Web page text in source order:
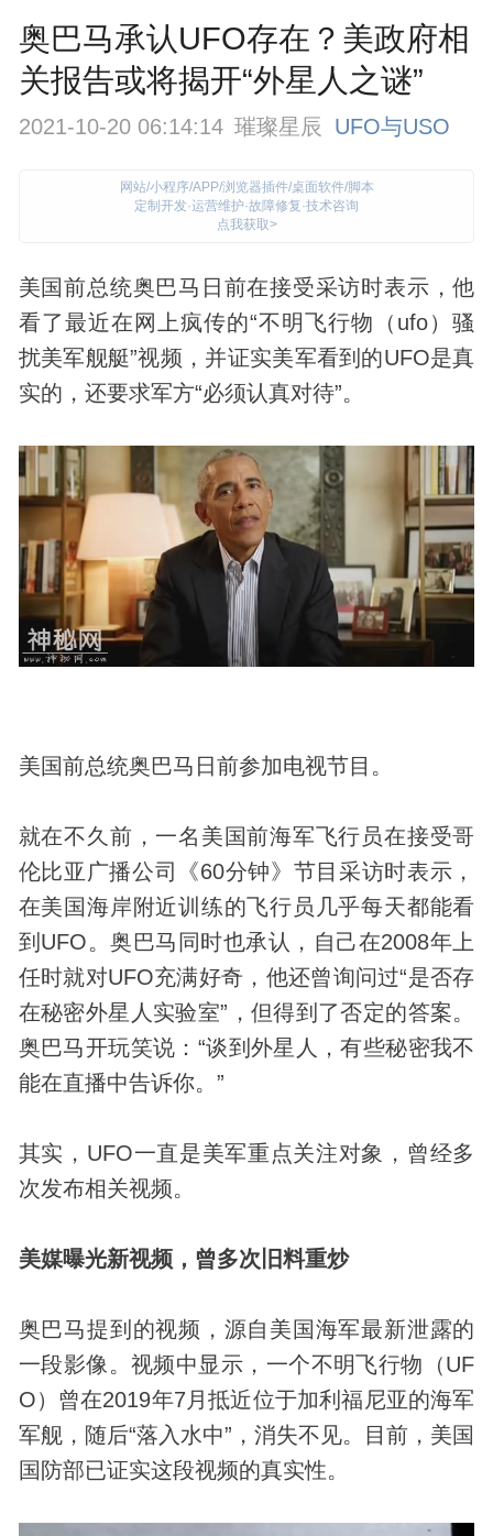
奥巴马承认UFO存在？美政府相
关报告或将揭开“外星人之谜”
2021-10-20 06:14:14 璀璨星辰 UFO与USO
网站/小程序/APP/浏览器插件/桌面软件/脚本
定制开发·运营维护·故障修复·技术咨询
点我获取>
美国前总统奥巴马日前在接受采访时表示，他
看了最近在网上疯传的“不明飞行物 （ ufo）骚
扰美军舰艇”视频，并证实美军看到的UFO是真
实的，还要求军方“必须认真对待”。
美国前总统奥巴马日前参加电视节目。
就在不久前，一名美国前海军飞行员在接受哥
伦比亚广播公司《60分钟》节目采访时表示，
在美国海岸附近训练的飞行员几乎每天都能看
到UFO。奥巴马同时也承认，自己在2008年上
任时就对UFO充满好奇，他还曾询问过“是否存
在秘密外星人 实验室”，但得到了否定的答案。
奥巴马开玩笑说：“谈到外星人，有些秘密我不
能在直播中告诉你。”
其实，UFO一直是美军重点关注对象，曾经多
次发布相关视频。
美媒曝光新视频，曾多次旧料重炒
奥巴马提到的视频，源自美国海军最新泄露的
一段影像。视频中显示，一个不明飞行物（UF
O）曾在2019年7月抵近位于加利福尼亚的海军
军舰，随后“落入水中”，消失不见。目前，美国
国防部已证实这段视频的真实性。